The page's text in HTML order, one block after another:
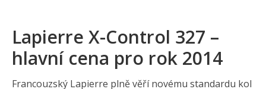
Lapierre X-Control 327 –
hlavní cena pro rok 2014
Francouzský Lapierre plně věří novému standardu kol